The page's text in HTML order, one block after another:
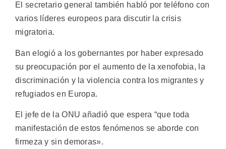
El secretario general también habló por teléfono con
varios líderes europeos para discutir la crisis
migratoria.
Ban elogió a los gobernantes por haber expresado
su preocupación por el aumento de la xenofobia, la
discriminación y la violencia contra los migrantes y
refugiados en Europa.
El jefe de la ONU añadió que espera “que toda
manifestación de estos fenómenos se aborde con
firmeza y sin demoras».